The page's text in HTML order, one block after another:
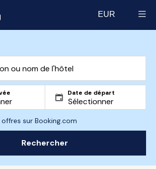
EUR
Date de départ
offres sur Booking.com
Rechercher